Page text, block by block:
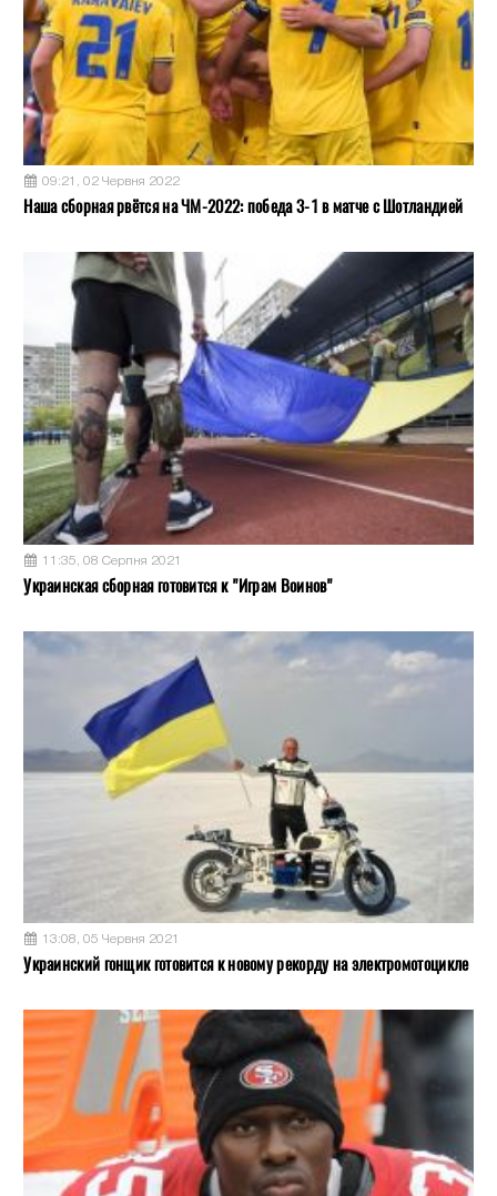
09:21, 02 Червня 2022
Наша сборная рвётся на ЧМ-2022: победа 3-1 в матче с Шотландией
11:35, 08 Серпня 2021
Украинская сборная готовится к "Играм Воинов"
13:08, 05 Червня 2021
Украинский гонщик готовится к новому рекорду на электромотоцикле